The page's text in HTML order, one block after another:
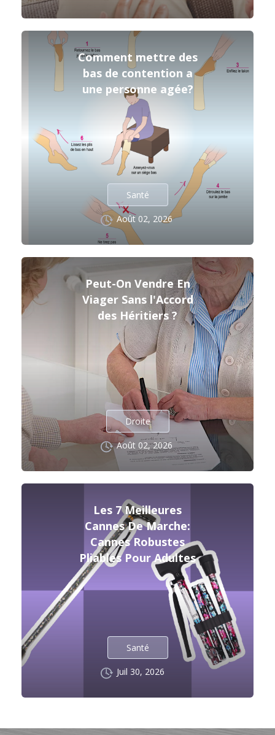
Comment mettre des
bas de contention a
une personne agée?
Santé
Août 02, 2026
Peut-On Vendre En
Viager Sans l'Accord
des Héritiers ?
Droite
Août 02, 2026
Les 7 Meilleures
Cannes De Marche:
Cannes Robustes
Pliables Pour Adultes
Santé
Juil 30, 2026